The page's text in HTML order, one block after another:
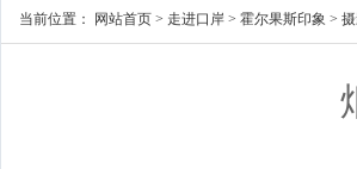
当前位置： 网站首页 > 走进口岸 > 霍尔果斯印象 >